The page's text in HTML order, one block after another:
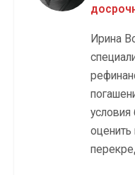
Ирина
условия
оценить